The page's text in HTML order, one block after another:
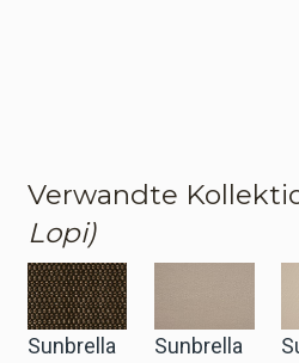
Verwandte
Lopi)
Sunbrella
Sunbrella